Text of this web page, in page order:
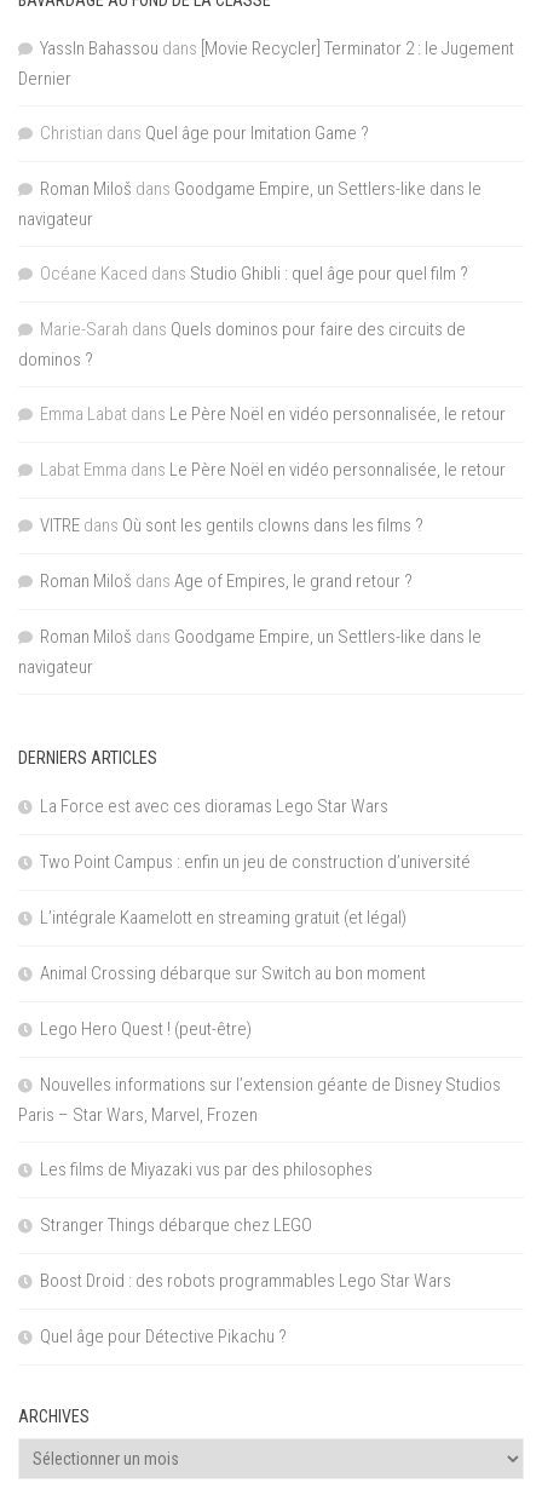
YassIn Bahassou dans [Movie Recycler] Terminator 2 : le Jugement
Dernier
Christian dans Quel âge pour Imitation Game ?
Roman Miloš dans Goodgame Empire, un Settlers-like dans le
navigateur
Océane Kaced dans Studio Ghibli : quel âge pour quel film ?
Marie-Sarah dans Quels dominos pour faire des circuits de
dominos ?
Emma Labat dans Le Père Noël en vidéo personnalisée, le retour
Labat Emma dans Le Père Noël en vidéo personnalisée, le retour
VITRE dans Où sont les gentils clowns dans les films ?
Roman Miloš dans Age of Empires, le grand retour ?
Roman Miloš dans Goodgame Empire, un Settlers-like dans le
navigateur
DERNIERS ARTICLES
La Force est avec ces dioramas Lego Star Wars
Two Point Campus : enfin un jeu de construction d’université
L’intégrale Kaamelott en streaming gratuit (et légal)
Animal Crossing débarque sur Switch au bon moment
Lego Hero Quest ! (peut-être)
Nouvelles informations sur l’extension géante de Disney Studios
Paris – Star Wars, Marvel, Frozen
Les films de Miyazaki vus par des philosophes
Stranger Things débarque chez LEGO
Boost Droid : des robots programmables Lego Star Wars
Quel âge pour Détective Pikachu ?
ARCHIVES
Archives